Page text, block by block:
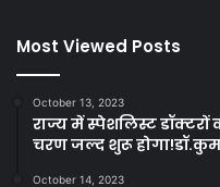
Most Viewed Posts
October 13, 2023
राज्य में स्पेशलिस्ट डॉक्टरों
चरण जल्द शुरू
October 14, 2023